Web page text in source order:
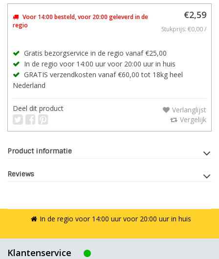
Voor 14:00 besteld, voor 20:00 geleverd in de
regio
€2,59
Stukprijs: €0,00 /
Gratis bezorgservice in de regio vanaf €25,00
In de regio voor 14:00 uur voor 20:00 uur in huis
GRATIS verzendkosten vanaf €60,00 tot 18kg heel
Nederland
Deel dit product
Verlanglijst
Vergelijk
Product informatie
Reviews
In de regio voor 14:00 uur voor 20:00 uur in huis
Klantenservice